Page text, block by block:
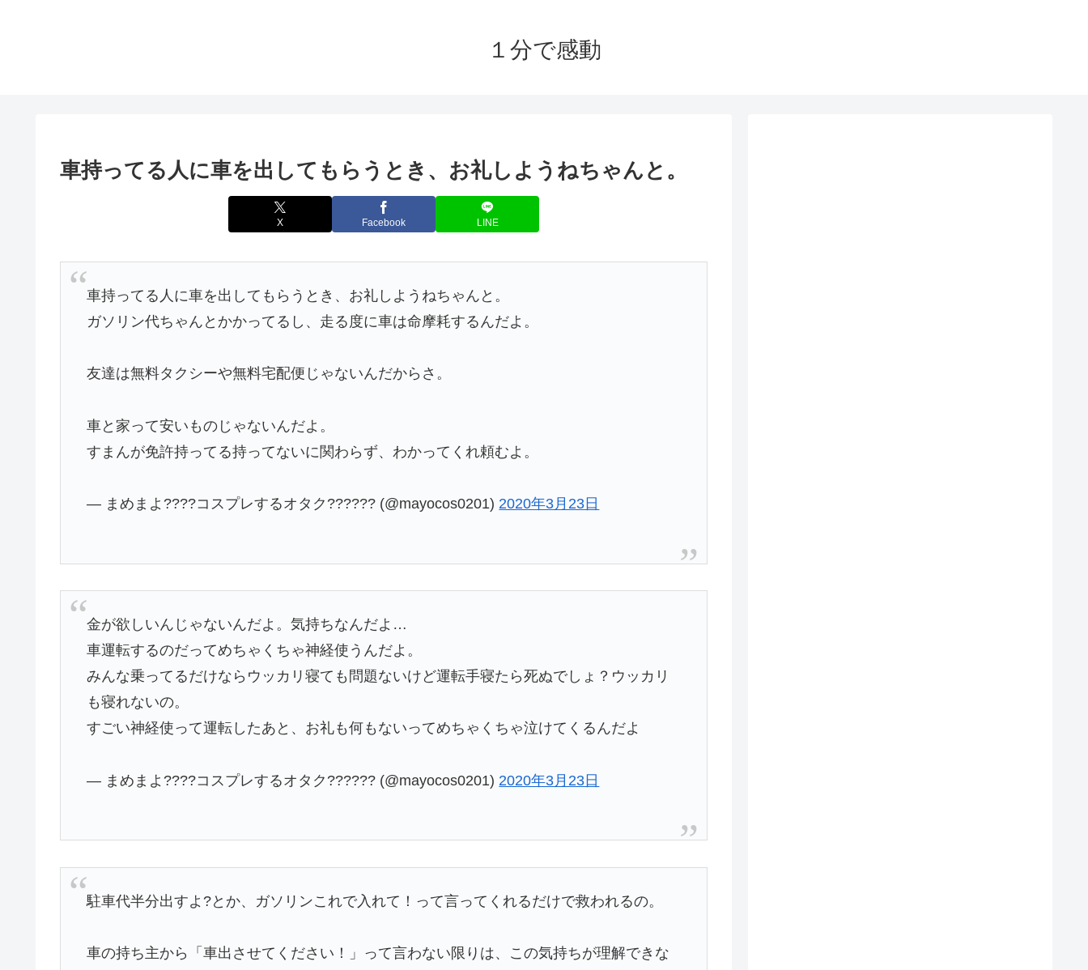
１分で感動
車持ってる人に車を出してもらうとき、お礼しようねちゃんと。
X Facebook LINE
車持ってる人に車を出してもらうとき、お礼しようねちゃんと。
ガソリン代ちゃんとかかってるし、走る度に車は命摩耗するんだよ。
友達は無料タクシーや無料宅配便じゃないんだからさ。
車と家って安いものじゃないんだよ。
すまんが免許持ってる持ってないに関わらず、わかってくれ頼むよ。
— まめまよ????コスプレするオタク?????? (@mayocos0201) 2020年3月23日
金が欲しいんじゃないんだよ。気持ちなんだよ…
車運転するのだってめちゃくちゃ神経使うんだよ。
みんな乗ってるだけならウッカリ寝ても問題ないけど運転手寝たら死ぬでしょ？ウッカリ
も寝れないの。
すごい神経使って運転したあと、お礼も何もないってめちゃくちゃ泣けてくるんだよ
— まめまよ????コスプレするオタク?????? (@mayocos0201) 2020年3月23日
駐車代半分出すよ?とか、ガソリンこれで入れて！って言ってくれるだけで救われるの。
車の持ち主から「車出させてください！」って言わない限りは、この気持ちが理解できな